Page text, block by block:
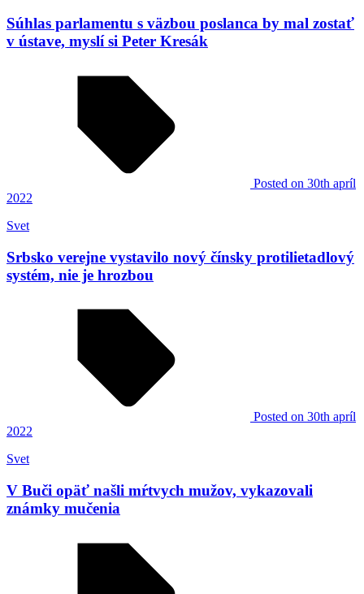
Súhlas parlamentu s väzbou poslanca by mal zostať
v ústave, myslí si Peter Kresák
Posted on 30th apríl
2022
Svet
Srbsko verejne vystavilo nový čínsky protilietadlový
systém, nie je hrozbou
Posted on 30th apríl
2022
Svet
V Buči opäť našli mŕtvych mužov, vykazovali
známky mučenia